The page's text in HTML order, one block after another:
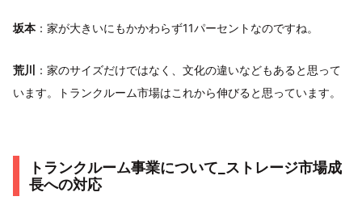
坂本 ：家が大きいにもかかわらず11パーセントなのですね。
荒川
：家のサイズだけではなく、文化の違いなどもあると思って
います。トランクルーム市場はこれから伸びると思っています。
トランクルーム事業について_ストレージ市場成
長への対応